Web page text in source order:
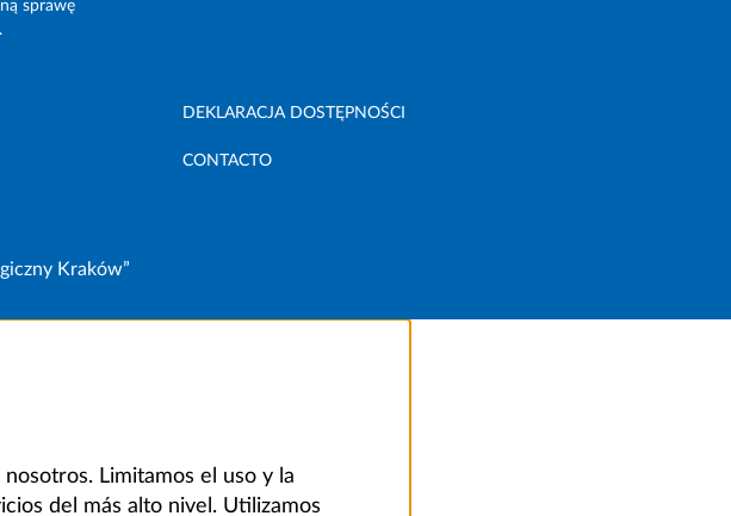
sprawę
DEKLARACJA DOSTĘPNOŚCI
CONTACTO
Kraków”
Limitamos el uso y la
del más alto nivel. Utilizamos